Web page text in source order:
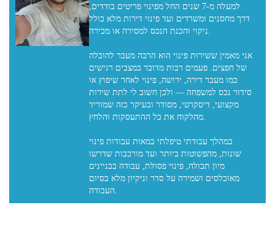
למעלה מ-7 שנים החל מפינוי פריטים בודדים,
דרך מחסנים ומשרדים ועד פינוי דירות מלא כולל
ניקוי והכנת הנכס למסירה או מכירה.
אני מאמין ששירות פינוי הוא הרבה מעבר להובלה
של חפצים. פעמים רבות מדובר במצבים רגישים
כמו מעבר דירה, ירושה, פינוי לאחר שיפוץ או
סידור נכס למשפחה — ולכן חשוב לי לתת שירות
מקצועי, דיסקרטי, מסודר ובעיקר כזה שמוריד
מהלקוח את כל ההתעסקות והלחץ.
במהלך עבודתי טיפלתי במאות עבודות פינוי
שונות, מהפשוטות ביותר ועד מורכבות שדרשו
מיון תכולה, פינוי פסולת, עבודה בבניינים
מאוכלסים ושמירה על סדר וניקיון מלא בסיום